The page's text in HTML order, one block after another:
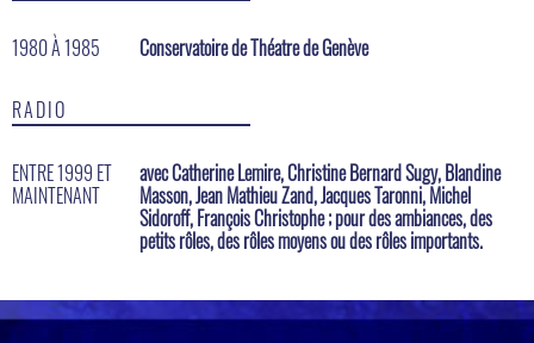
1980 À 1985 Conservatoire de Théatre de Genève
RADIO
ENTRE 1999 ET
MAINTENANT
avec Catherine Lemire, Christine Bernard Sugy, Blandine
Masson, Jean Mathieu Zand, Jacques Taronni, Michel
Sidoroff, François Christophe ; pour des ambiances, des
petits rôles, des rôles moyens ou des rôles importants.